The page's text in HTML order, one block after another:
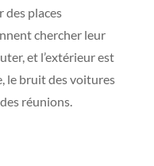
des places
chercher leur
et l’extérieur est
le bruit des voitures
réunions.